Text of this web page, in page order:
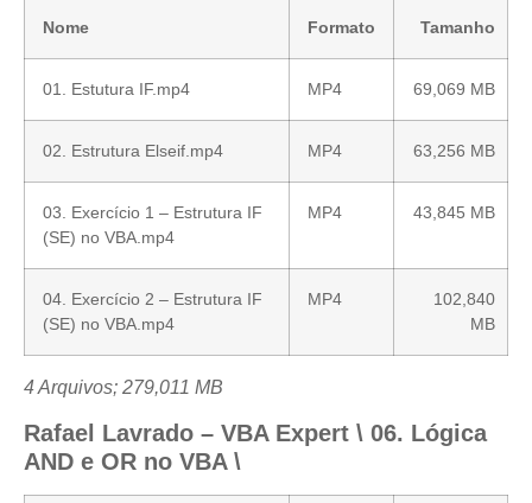
Nome Formato Tamanho
01. Estutura IF.mp4 MP4 69,069 MB
02. Estrutura Elseif.mp4 MP4 63,256 MB
03. Exercício 1 – Estrutura IF
(SE) no VBA.mp4
MP4 43,845 MB
04. Exercício 2 – Estrutura IF
(SE) no VBA.mp4
MP4
102,840
MB
4 Arquivos; 279,011 MB
Rafael Lavrado – VBA Expert \ 06. Lógica
AND e OR no VBA \